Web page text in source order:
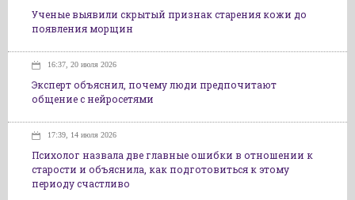
Ученые выявили скрытый признак старения кожи до
появления морщин
16:37, 20 июля 2026
Эксперт объяснил, почему люди предпочитают
общение с нейросетями
17:39, 14 июля 2026
Психолог назвала две главные ошибки в отношении к
старости и объяснила, как подготовиться к этому
периоду счастливо